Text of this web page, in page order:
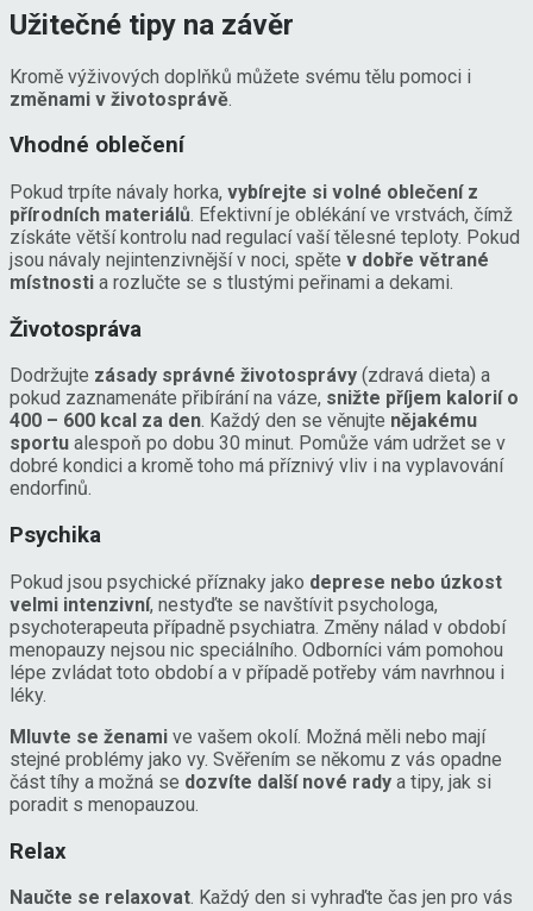
Užitečné tipy na závěr
Kromě výživových doplňků můžete svému tělu pomoci i
změnami v životosprávě
Vhodné oblečení
Pokud trpíte návaly horka, vybírejte si volné oblečení z
přírodních materiálů. Efektivní je oblékání ve vrstvách, čímž
získáte větší kontrolu nad regulací vaší tělesné teploty. Pokud
jsou návaly nejintenzivnější v noci, spěte v dobře větrané
místnosti a rozlučte se s tlustými peřinami a dekami.
Životospráva
Dodržujte zásady správné životosprávy (zdravá dieta) a
pokud zaznamenáte přibírání na váze, snižte příjem kalorií o
400 – 600 kcal za den. Každý den se věnujte nějakému
sportu alespoň po dobu 30 minut. Pomůže vám udržet se v
dobré kondici a kromě toho má příznivý vliv i na vyplavování
endorfinů.
Psychika
Pokud jsou psychické příznaky jako deprese nebo úzkost
velmi intenzivní, nestyďte se navštívit psychologa,
psychoterapeuta případně psychiatra. Změny nálad v období
menopauzy nejsou nic speciálního. Odborníci vám pomohou
lépe zvládat toto období a v případě potřeby vám navrhnou i
léky.
Mluvte se ženami ve vašem okolí. Možná měli nebo mají
stejné problémy jako vy. Svěřením se někomu z vás opadne
část tíhy a možná se dozvíte další nové rady a tipy, jak si
poradit s menopauzou.
Relax
Naučte se relaxovat. Každý den si vyhraďte čas jen pro vás